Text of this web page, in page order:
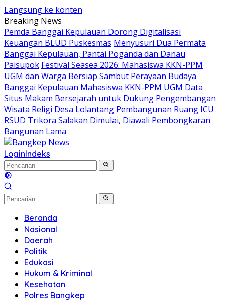
Langsung ke konten
Breaking News
Pemda Banggai Kepulauan Dorong Digitalisasi
Keuangan BLUD Puskesmas Menyusuri Dua Permata
Banggai Kepulauan, Pantai Poganda dan Danau
Paisupok Festival Seasea 2026: Mahasiswa KKN-PPM
UGM dan Warga Bersiap Sambut Perayaan Budaya
Banggai Kepulauan Mahasiswa KKN-PPM UGM Data
Situs Makam Bersejarah untuk Dukung Pengembangan
Wisata Religi Desa Lolantang Pembangunan Ruang ICU
RSUD Trikora Salakan Dimulai, Diawali Pembongkaran
Bangunan Lama
LoginIndeks
Beranda
Nasional
Daerah
Politik
Edukasi
Hukum & Kriminal
Kesehatan
Polres Bangkep